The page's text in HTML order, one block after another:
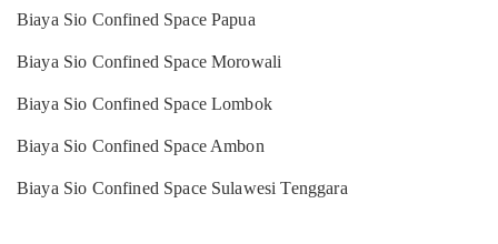
Biaya Sio Confined Space Papua
Biaya Sio Confined Space Morowali
Biaya Sio Confined Space Lombok
Biaya Sio Confined Space Ambon
Biaya Sio Confined Space Sulawesi Tenggara